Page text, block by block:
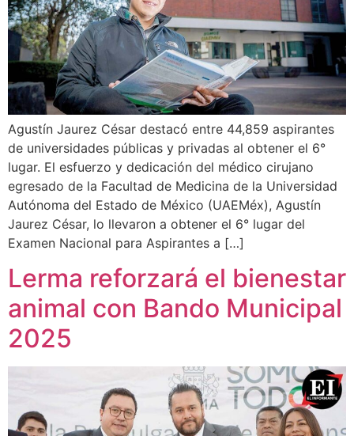
Agustín Jaurez César destacó entre 44,859 aspirantes
de universidades públicas y privadas al obtener el 6°
lugar. El esfuerzo y dedicación del médico cirujano
egresado de la Facultad de Medicina de la Universidad
Autónoma del Estado de México (UAEMéx), Agustín
Jaurez César, lo llevaron a obtener el 6° lugar del
Examen Nacional para Aspirantes a […]
Lerma reforzará el bienestar
animal con Bando Municipal
2025